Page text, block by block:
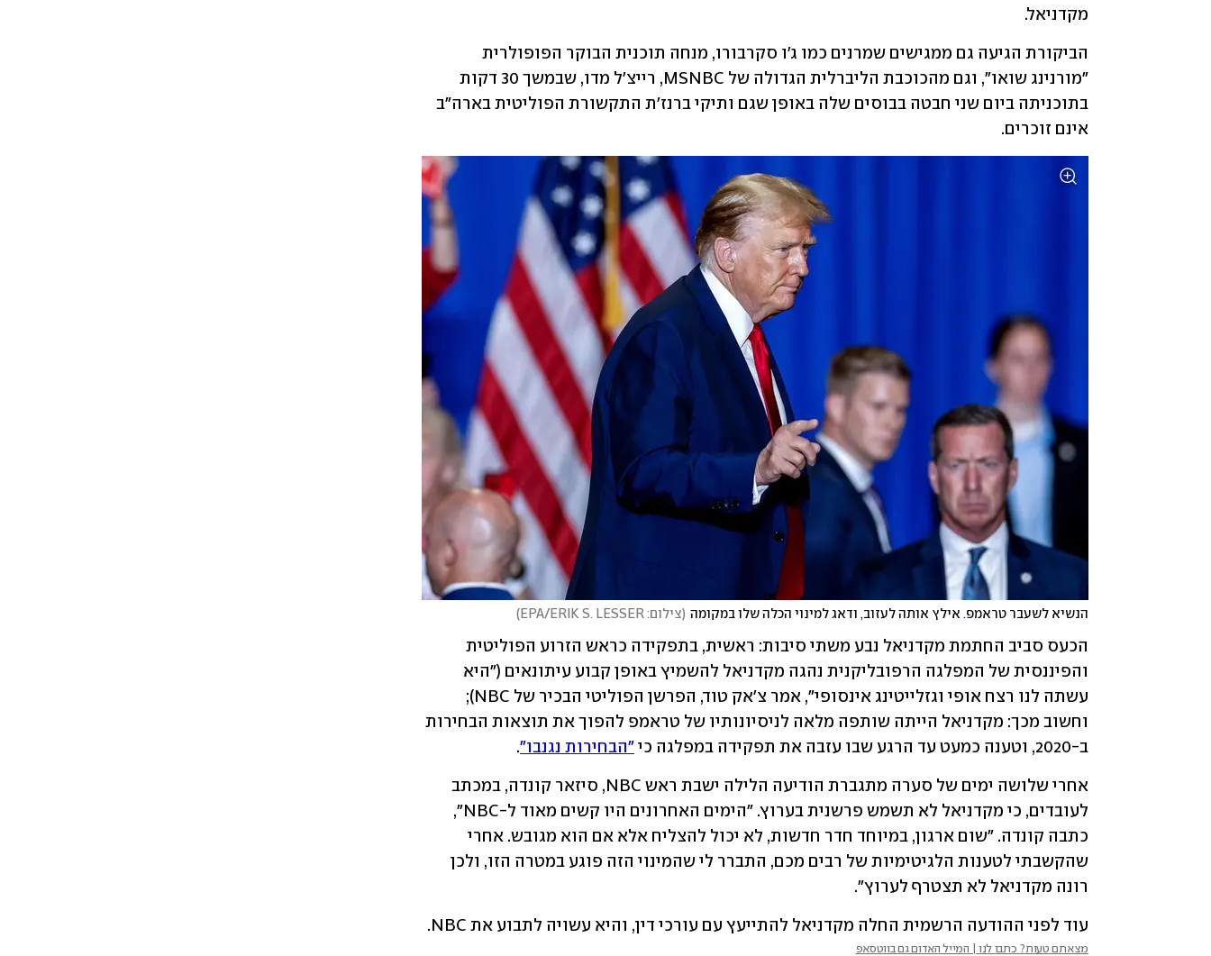
מקדניאל.
אינם זוכרים.
הנשיא לשעבר טראמפ. אילץ אותה לעזוב, ודאג למינוי הכלה שלו במקומה (צילום: EPA/ERIK S. LESSER )
ב-2020, וטענה כמעט עד הרגע שבו עזבה את תפקידה במפלגה כי
"הבחירות נגנבו".
רונה מקדניאל לא תצטרף לערוץ".
עוד לפני ההודעה הרשמית החלה מקדניאל להתייעץ עם עורכי דין, והיא עשויה לתבוע את NBC.
מצאתם טעות? כתבו לנו | המייל האדום גם בווטסאפ